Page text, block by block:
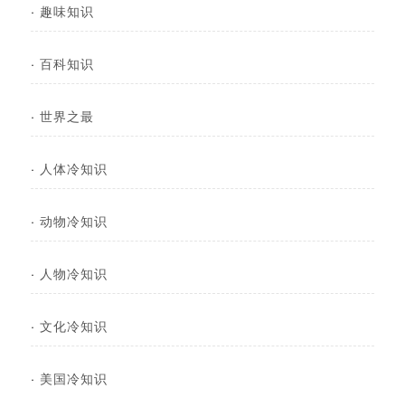
· 趣味知识
· 百科知识
· 世界之最
· 人体冷知识
· 动物冷知识
· 人物冷知识
· 文化冷知识
· 美国冷知识